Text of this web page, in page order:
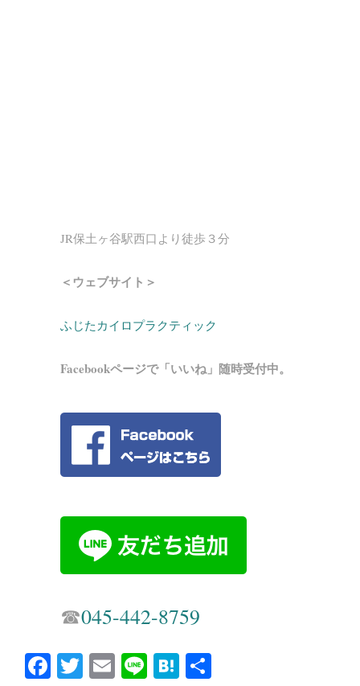
JR保土ヶ谷駅西口より徒歩３分
＜ウェブサイト＞
ふじたカイロプラクティック
Facebookページで「いいね」随時受付中。
☎︎045-442-8759
Fa T E Li H